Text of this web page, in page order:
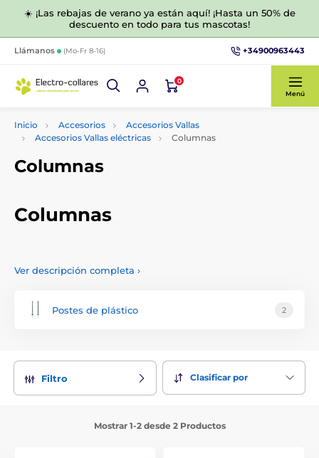
☀️ ¡Las rebajas de verano ya están aquí! ¡Hasta un 50% de
descuento en todo para tus mascotas!
Llámanos (Mo-Fr 8-16) +34900963443
0
Menú
Inicio Accesorios
Accesorios Vallas
Accesorios Vallas eléctricas
Columnas
Columnas
Columnas
depende de para qué animales será el cercado, qué longitud
Ver descripción completa ›
Postes de plástico 2
Filtro Clasificar por
Mostrar 1-2 desde 2 Productos